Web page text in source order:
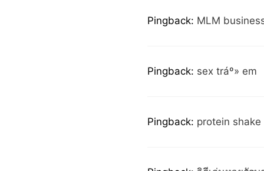
Pingback: MLM
Pingback: sex tráº» em
Pingback: protein shake